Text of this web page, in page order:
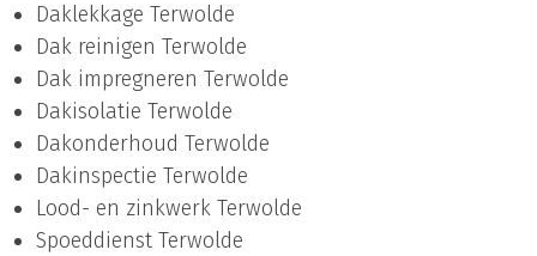
Daklekkage Terwolde
Dak reinigen Terwolde
Dak impregneren Terwolde
Dakisolatie Terwolde
Dakonderhoud Terwolde
Dakinspectie Terwolde
Lood- en zinkwerk Terwolde
Spoeddienst Terwolde